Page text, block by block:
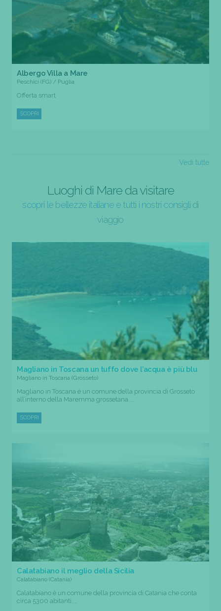
Albergo Villa a Mare
Peschici (FG) / Puglia
Offerta smart
SCOPRI
Vedi tutte
Luoghi di Mare da visitare
scopri le bellezze italiane e tutti i nostri consigli di
viaggio
Magliano in Toscana un tuffo dove l’acqua è più blu
Magliano in Toscana (Grosseto)
Magliano in Toscana è un comune della provincia di Grosseto
all’interno della Maremma grossetana....
SCOPRI
Calatabiano il meglio della Sicilia
Calatabiano (Catania)
Calatabiano è un comune della provincia di Catania che conta
circa 5300 abitanti....